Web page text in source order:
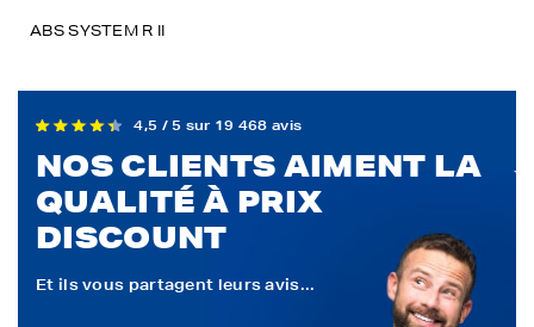
ABS SYSTEM R II
4,5 / 5 sur 19 468 avis
NOS CLIENTS AIMENT LA
QUALITÉ À PRIX
DISCOUNT
Et ils vous partagent leurs avis...